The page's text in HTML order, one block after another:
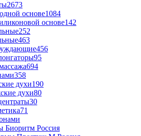
2673
основе1084
основе142
252
463
456
95
694
358
духи190
духи80
30
71